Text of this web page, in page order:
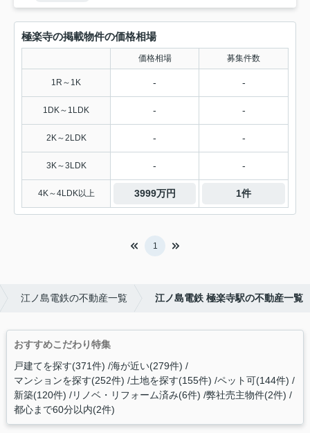
極楽寺の掲載物件の価格相場
価格相場 募集件数
1R～1K - -
1DK～1LDK - -
2K～2LDK - -
3K～3LDK - -
4K～4LDK以上 3999万円 1件
1
江ノ島電鉄の不動産一覧 江ノ島電鉄 極楽寺駅の不動産一覧
おすすめこだわり特集
戸建てを探す(371件) 海が近い(279件)
マンションを探す(252件) 土地を探す(155件) ペット可(144件)
新築(120件) リノベ・リフォーム済み(6件) 弊社売主物件(2件)
都心まで60分以内(2件)